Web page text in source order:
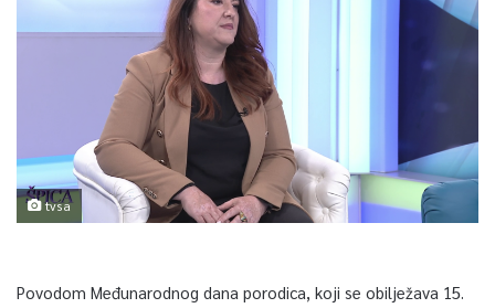
tvsa
Povodom Međunarodnog dana porodica, koji se obilježava 15.